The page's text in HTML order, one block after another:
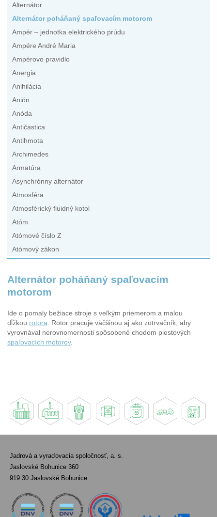
Alternátor
Alternátor poháňaný spaľovacím motorom
Ampér – jednotka elektrického prúdu
Ampére André Maria
Ampérovo pravidlo
Anergia
Anihilácia
Anión
Anóda
Antičastica
Antihmota
Archimedes
Armatúra
Asynchrónny alternátor
Atmosféra
Atmosférický fluidný kotol
Atóm
Atómové číslo Z
Atómový zákon
Alternátor poháňaný spaľovacím
motorom
Ide o pomaly bežiace stroje s veľkým priemerom a malou
dĺžkou rotora . Rotor pracuje väčšinou aj ako zotrvačník, aby
vyrovnával nerovnomernosti spôsobené chodom piestových
spaľovacích motorov.
Jadrová a vyraďovacia spoločnosť, a. s.
Jaslovské Bohunice 360
919 30 Jaslovské Bohunice